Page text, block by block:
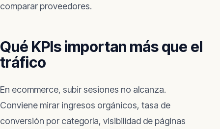
comparar proveedores.
Qué KPIs importan más que el
tráfico
En ecommerce, subir sesiones no alcanza.
Conviene mirar ingresos orgánicos, tasa de
conversión por categoría, visibilidad de páginas